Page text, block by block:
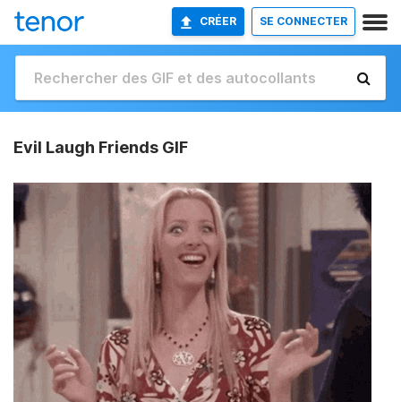
CRÉER SE CONNECTER
Evil Laugh Friends GIF